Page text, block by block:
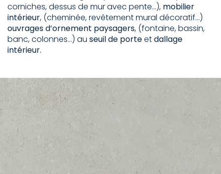
corniches, dessus de mur avec pente…), mobilier
intérieur, (cheminée, revêtement mural décoratif…)
ouvrages d’ornement paysagers, (fontaine, bassin,
banc, colonnes…) au seuil de porteetdallage
intérieur.